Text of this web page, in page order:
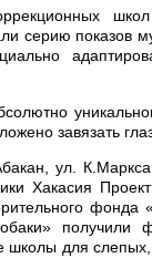
серию показов
завязать
ул.
Хакасия
для